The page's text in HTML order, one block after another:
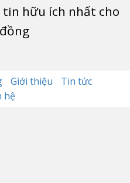
hữu ích nhất cho
Giới thiệu
Tin tức
hệ